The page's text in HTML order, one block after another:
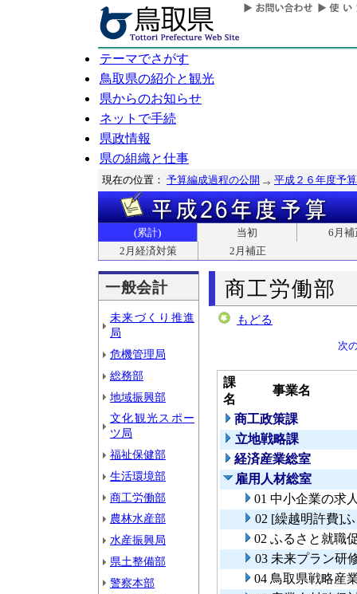
テーマでさがす
鳥取県の紹介と観光
県からのお知らせ
ネットで手続
県政情報
県の組織と仕事
現在の位置： 予算編成過程の公開 平成２６年度予算
(累計) 当初
6月補
2月経済対策
2月補正
一般会計
未来づくり推進
局
危機管理局
総務部
地域振興部
文化観光スポー
ツ局
福祉保健部
生活環境部
商工労働部
農林水産部
水産振興局
県土整備部
警察本部
商工労働部
もどる
次
課
名
事業名
商工政策課
立地戦略課
経済産業総室
雇用人材総室
01 中小企業の求
02 [繰越明許費]
02 ふるさと就職
03 未来プラン研
04 鳥取県戦略産